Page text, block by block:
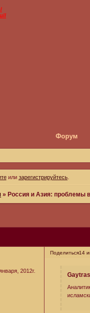
Форум
или зарегистрируйтесь.
» Россия и Азия: проблемы
Поделиться14
2012г.